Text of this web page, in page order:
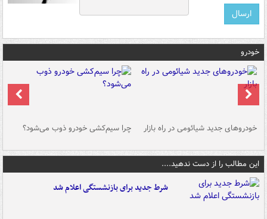
خودرو
خودروهای جدید شیائومی در راه بازار چرا سیم‌کشی خودرو ذوب می‌شود؟
این مطالب را از دست ندهید....
شرط جدید برای بازنشستگی اعلام شد